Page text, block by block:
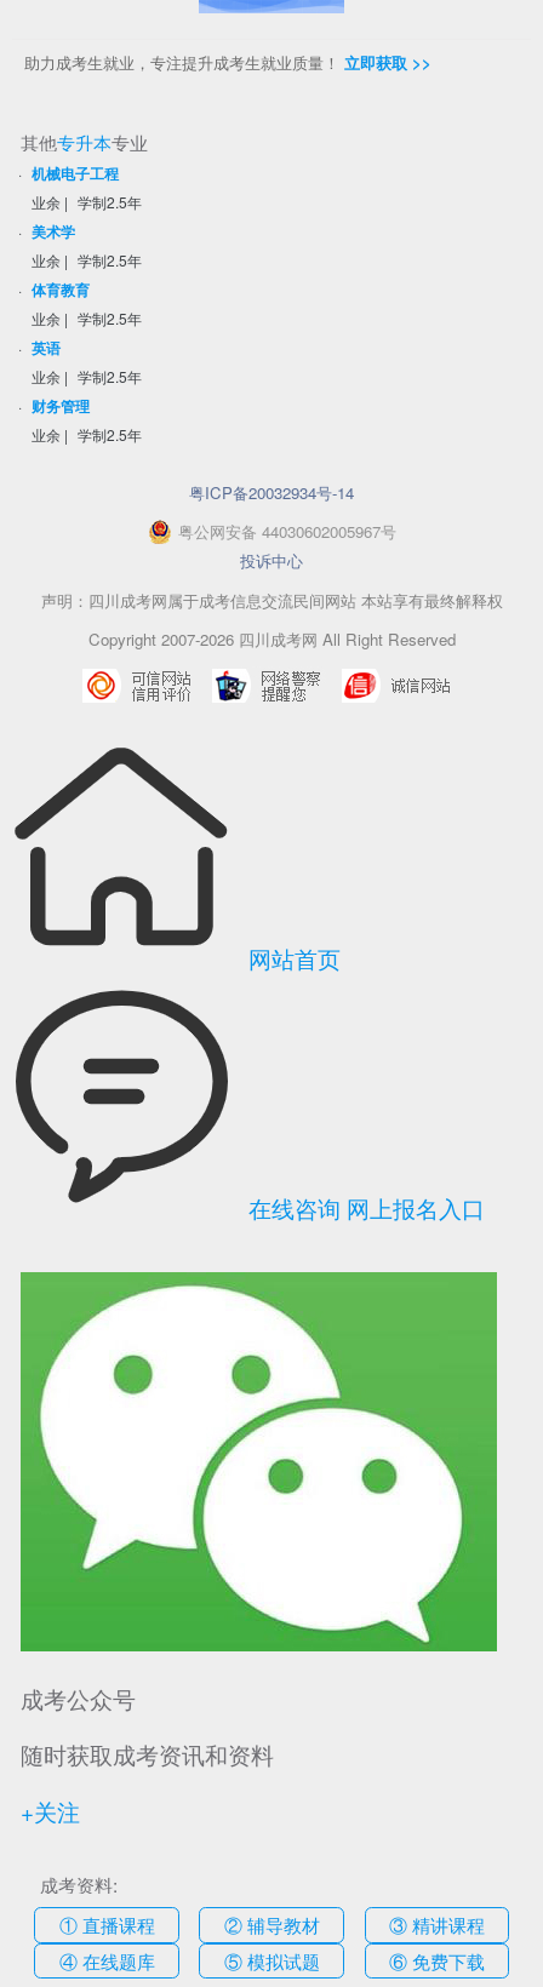
助力成考生就业，专注提升成考生就业质量！ 立即获取 >>
其他专升本专业
· 机械电子工程
业余 | 学制2.5年
· 美术学
业余 | 学制2.5年
· 体育教育
业余 | 学制2.5年
· 英语
业余 | 学制2.5年
· 财务管理
业余 | 学制2.5年
粤ICP备20032934号-14
粤公网安备 44030602005967号
投诉中心
声明：四川成考网属于成考信息交流民间网站 本站享有最终解释权
Copyright 2007-2026 四川成考网 All Right Reserved
可信网站信用评 网络警察提醒你 诚信网站
网站首页
在线咨询 网上报名入口
成考公众号
随时获取成考资讯和资料
+关注
成考资料:
① 直播课程
② 辅导教材
③ 精讲课程
④ 在线题库
⑤ 模拟试题 ⑥ 免费下载